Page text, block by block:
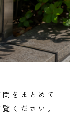
をまとめて
ください。